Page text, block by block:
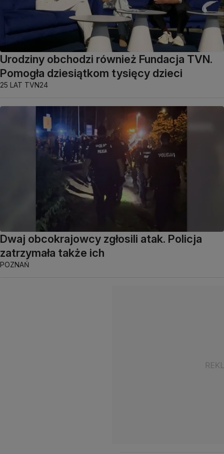
Urodziny obchodzi również Fundacja TVN.
Pomogła dziesiątkom tysięcy dzieci
25 LAT TVN24
Dwaj obcokrajowcy zgłosili atak. Policja
zatrzymała także ich
POZNAŃ